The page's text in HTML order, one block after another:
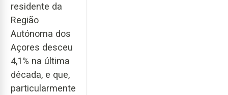
residente da
Região
Autónoma dos
Açores desceu
4,1% na última
década, e que,
particularmente